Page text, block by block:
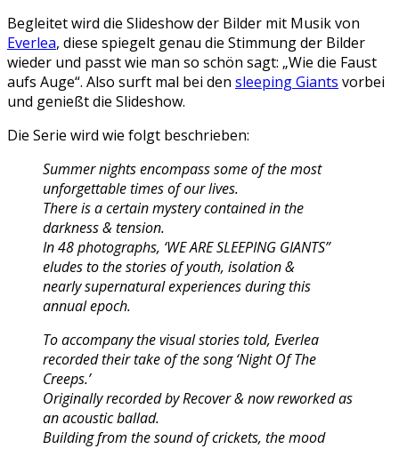
Begleitet wird die Slideshow der Bilder mit Musik von
Everlea, diese spiegelt genau die Stimmung der Bilder
wieder und passt wie man so schön sagt: „Wie die Faust
aufs Auge“. Also surft mal bei den sleeping Giants vorbei
und genießt die Slideshow.
Die Serie wird wie folgt beschrieben:
Summer nights encompass some of the most
unforgettable times of our lives.
There is a certain mystery contained in the
darkness & tension.
In 48 photographs, ‘WE ARE SLEEPING GIANTS”
eludes to the stories of youth, isolation &
nearly supernatural experiences during this
annual epoch.
To accompany the visual stories told, Everlea
recorded their take of the song ‘Night Of The
Creeps.’
Originally recorded by Recover & now reworked as
an acoustic ballad.
Building from the sound of crickets, the mood